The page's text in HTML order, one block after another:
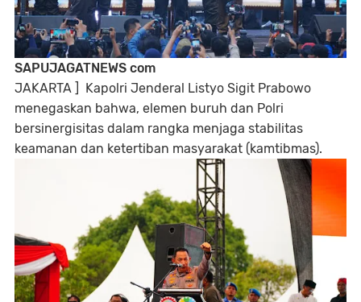
SAPUJAGATNEWS com
JAKARTA ] Kapolri Jenderal Listyo Sigit Prabowo
menegaskan bahwa, elemen buruh dan Polri
bersinergisitas dalam rangka menjaga stabilitas
keamanan dan ketertiban masyarakat (kamtibmas).